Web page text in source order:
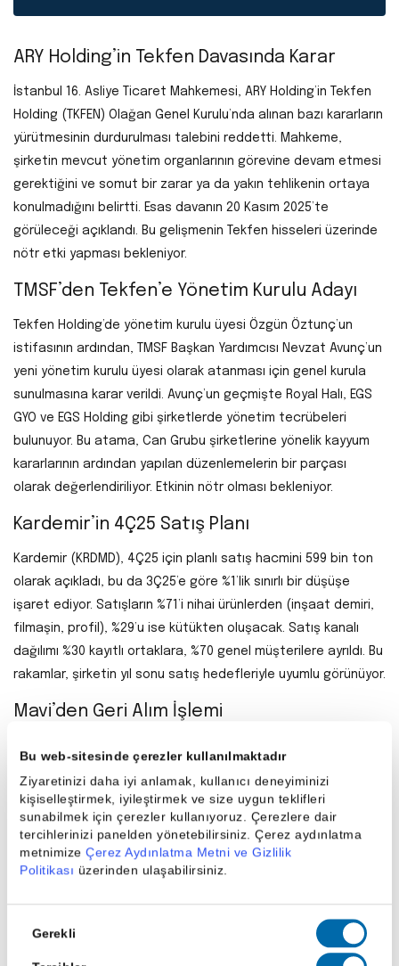
Bu web-sitesinde çerezler kullanılmaktadır
Ziyaretinizi daha iyi anlamak, kullanıcı deneyiminizi
kişiselleştirmek, iyileştirmek ve size uygun teklifleri
sunabilmek için çerezler kullanıyoruz. Çerezlere dair
tercihlerinizi panelden yönetebilirsiniz. Çerez aydınlatma
metnimize Çerez Aydınlatma Metni ve Gizlilik
Politikası üzerinden ulaşabilirsiniz.
Seçimi
Gerekli
ARY Holding’in Tekfen Davasında Karar
İstanbul 16. Asliye Ticaret Mahkemesi, ARY Holding’in Tekfen
Holding (TKFEN) Olağan Genel Kurulu’nda alınan bazı kararların
yürütmesinin durdurulması talebini reddetti. Mahkeme,
şirketin mevcut yönetim organlarının görevine devam etmesi
gerektiğini ve somut bir zarar ya da yakın tehlikenin ortaya
konulmadığını belirtti. Esas davanın 20 Kasım 2025’te
görüleceği açıklandı. Bu gelişmenin Tekfen hisseleri üzerinde
nötr etki yapması bekleniyor.
TMSF’den Tekfen’e Yönetim Kurulu Adayı
Tekfen Holding’de yönetim kurulu üyesi Özgün Öztunç’un
istifasının ardından, TMSF Başkan Yardımcısı Nevzat Avunç’un
yeni yönetim kurulu üyesi olarak atanması için genel kurula
sunulmasına karar verildi. Avunç’un geçmişte Royal Halı, EGS
GYO ve EGS Holding gibi şirketlerde yönetim tecrübeleri
bulunuyor. Bu atama, Can Grubu şirketlerine yönelik kayyum
kararlarının ardından yapılan düzenlemelerin bir parçası
olarak değerlendiriliyor. Etkinin nötr olması bekleniyor.
Kardemir’in 4Ç25 Satış Planı
Kardemir (KRDMD), 4Ç25 için planlı satış hacmini 599 bin ton
olarak açıkladı, bu da 3Ç25’e göre %1’lik sınırlı bir düşüşe
işaret ediyor. Satışların %71’i nihai ürünlerden (inşaat demiri,
filmaşin, profil), %29’u ise kütükten oluşacak. Satış kanalı
dağılımı %30 kayıtlı ortaklara, %70 genel müşterilere ayrıldı. Bu
rakamlar, şirketin yıl sonu satış hedefleriyle uyumlu görünüyor.
Mavi’den Geri Alım İşlemi
yana toplam geri alım miktarı 3,98 milyon hisseye ulaştı.
Şirketin geri alım programı 79 milyon hisse ve 1 milyar TL fon
limitiyle devam ediyor.
Paylaş